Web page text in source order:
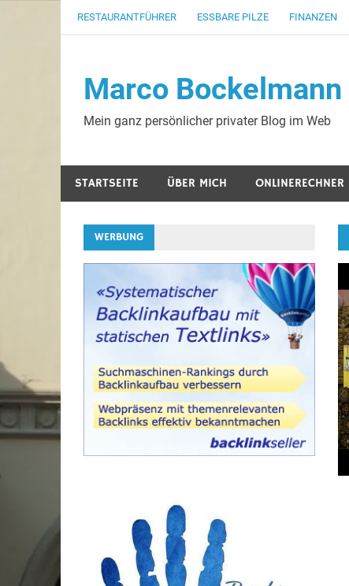
RESTAURANTFÜHRER ESSBARE PILZE FINANZEN
Marco Bockelmann
Mein ganz persönlicher privater Blog im Web
STARTSEITE ÜBER MICH ONLINERECHNER
WERBUNG